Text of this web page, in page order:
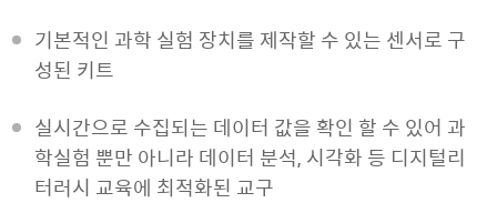
기본적인 과학 실험 장치를 제작할 수 있는 센서로 구
성된 키트
실시간으로 수집되는 데이터 값을 확인 할 수 있어 과
학실험 뿐만 아니라 데이터 분석, 시각화 등 디지털리
터러시 교육에 최적화된 교구